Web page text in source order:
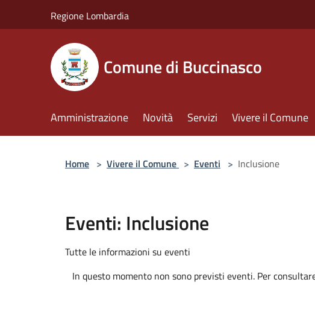
Regione Lombardia
Comune di Buccinasco
Amministrazione Novità Servizi Vivere il Comune
Home > Vivere il Comune > Eventi > Inclusione
Eventi: Inclusione
Tutte le informazioni su eventi
In questo momento non sono previsti eventi. Per